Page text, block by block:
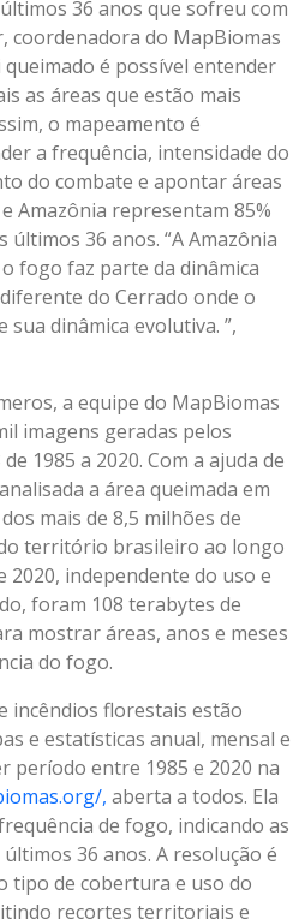
36 anos que sofreu com
coordenadora do MapBiomas
é possível entender
as áreas que estão mais
o mapeamento é
a frequência, intensidade do
do combate e apontar áreas
Amazônia representam 85%
últimos 36 anos. “A Amazônia
fogo faz parte da dinâmica
do Cerrado onde o
dinâmica evolutiva. ”,
a equipe do MapBiomas
imagens geradas pelos
1985 a 2020. Com a ajuda de
a área queimada em
mais de 8,5 milhões de
território brasileiro ao longo
2020, independente do uso e
foram 108 terabytes de
mostrar áreas, anos e meses
do fogo.
incêndios florestais estão
e estatísticas anual, mensal e
período entre 1985 e 2020 na
, aberta a todos. Ela
de fogo, indicando as
36 anos. A resolução é
tipo de cobertura e uso do
recortes territoriais e